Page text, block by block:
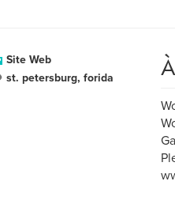
Site Web
st. petersburg, forida